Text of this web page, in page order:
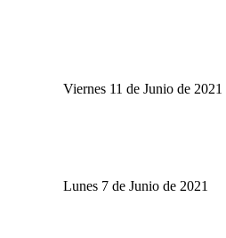
Viernes 11 de Junio de 2021
Lunes 7 de Junio de 2021